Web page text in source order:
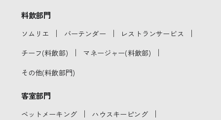
料飲部門
ソムリエ ｜ バーテンダー ｜ レストランサービス ｜
チーフ(料飲部) ｜ マネージャー(料飲部) ｜
その他(料飲部門)
客室部門
ベットメーキング ｜ ハウスキーピング ｜